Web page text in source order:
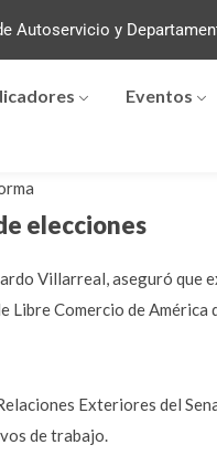
Autoservicio y
Eventos
elecciones
Villarreal, aseguró
Comercio de
Exteriores del
de trabajo.